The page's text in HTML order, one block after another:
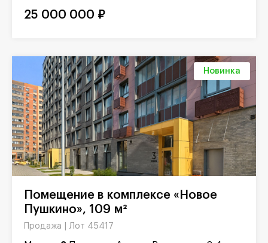
25 000 000 ₽
Новинка
Пушкино», 109 м²
Продажа | Лот 45417